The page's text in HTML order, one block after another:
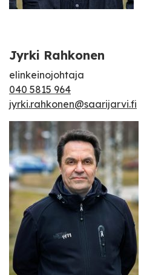
Jyrki Rahkonen
elinkeinojohtaja
040 5815 964
jyrki.rahkonen@saarijarvi.fi